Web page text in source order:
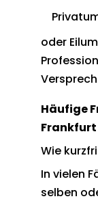
oder
Häufige
Wie
In vielen
selben